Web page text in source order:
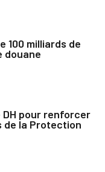
100 milliards de
douane
DH pour renforcer
la Protection